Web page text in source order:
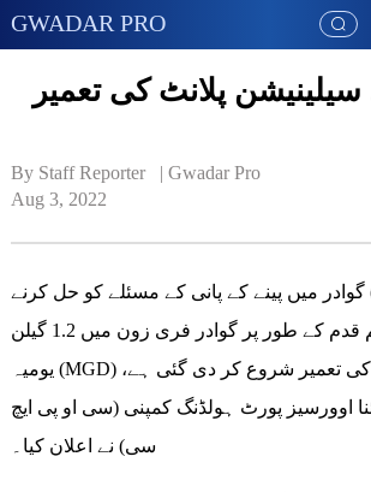
GWADAR PRO
پلانٹ کی تعمیر
By Staff Reporter   | Gwadar Pro
Aug 3, 2022
گوادر میں پینے کے پانی کے مسئلے کو حل کرنے
کی جانب ایک اہم قدم کے طور پر گوادر فری زون میں 1.2 گیلن
یومیہ (MGD) ڈی سیلینیشن پلانٹ کی تعمیر شروع کر دی گئی ہے،
اوورسیز پورٹ ہولڈنگ کمپنی (سی او پی ایچ